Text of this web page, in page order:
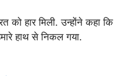
को हार मिली. उन्होंने कहा कि
हाथ से निकल गया.